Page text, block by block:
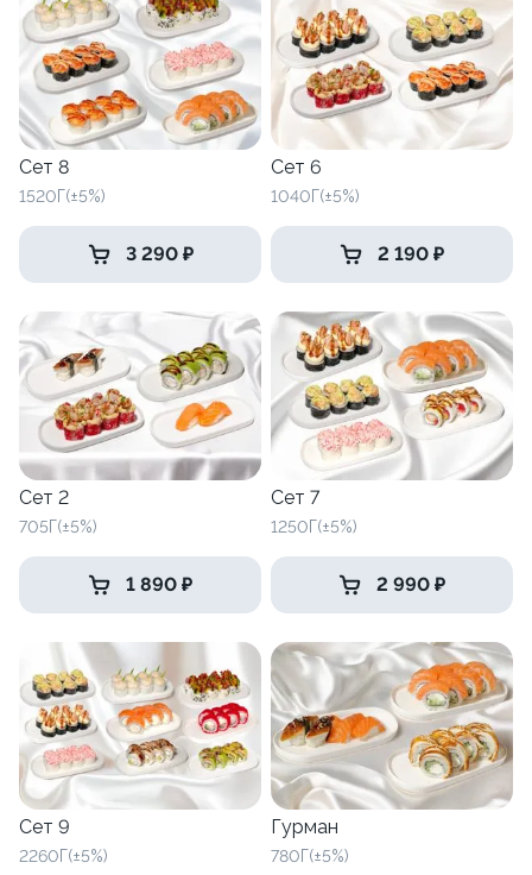
Сет 8
1520Г(±5%)
3 290 ₽
Сет 6
1040Г(±5%)
2 190 ₽
Сет 2
705Г(±5%)
1 890 ₽
Сет 7
1250Г(±5%)
2 990 ₽
Сет 9
2260Г(±5%)
Гурман
780Г(±5%)